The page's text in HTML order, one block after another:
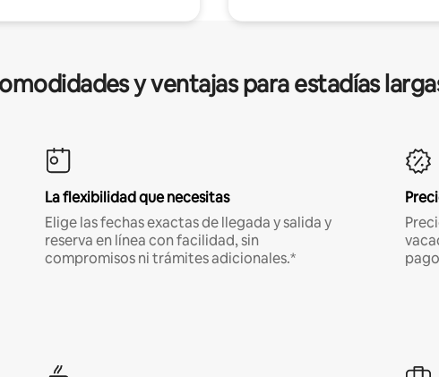
y ventajas para estadías
La flexibilidad que necesitas
Elige las fechas exactas de llegada y salida y
reserva en línea con facilidad, sin
compromisos ni trámites adicionales.*